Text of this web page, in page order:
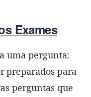
Exames
uma pergunta:
preparados para
perguntas que